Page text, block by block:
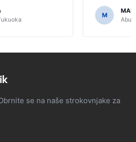
kot je bilo
japonske ceste.
dostopna in
M
Abu
se na naše strokovnjake za